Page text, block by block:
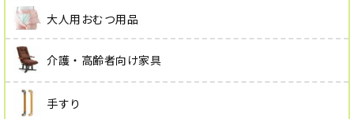
大人用おむつ用品
介護・高齢者向け家具
手すり